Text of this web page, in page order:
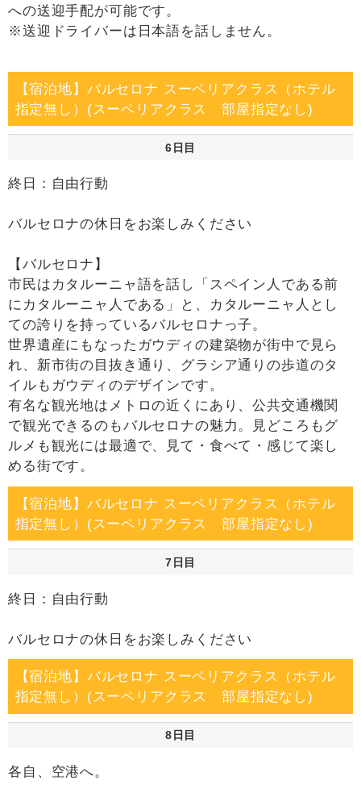
への送迎手配が可能です。
※送迎ドライバーは日本語を話しません。
【宿泊地】バルセロナ スーペリアクラス（ホテル
指定無し）(スーペリアクラス 部屋指定なし)
6日目
終日：自由行動
バルセロナの休日をお楽しみください
【バルセロナ】
市民はカタルーニャ語を話し「スペイン人である前
にカタルーニャ人である」と、カタルーニャ人とし
ての誇りを持っているバルセロナっ子。
世界遺産にもなったガウディの建築物が街中で見ら
れ、新市街の目抜き通り、グラシア通りの歩道のタ
イルもガウディのデザインです。
有名な観光地はメトロの近くにあり、公共交通機関
で観光できるのもバルセロナの魅力。見どころもグ
ルメも観光には最適で、見て・食べて・感じて楽し
める街です。
【宿泊地】バルセロナ スーペリアクラス（ホテル
指定無し）(スーペリアクラス 部屋指定なし)
7日目
終日：自由行動
バルセロナの休日をお楽しみください
【宿泊地】バルセロナ スーペリアクラス（ホテル
指定無し）(スーペリアクラス 部屋指定なし)
8日目
各自、空港へ。